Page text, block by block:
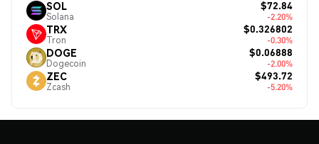
SOL
Solana
$72.84
-2.20%
TRX
Tron
$0.326802
-0.30%
DOGE
Dogecoin
$0.06888
-2.00%
ZEC
Zcash
$493.72
-5.20%